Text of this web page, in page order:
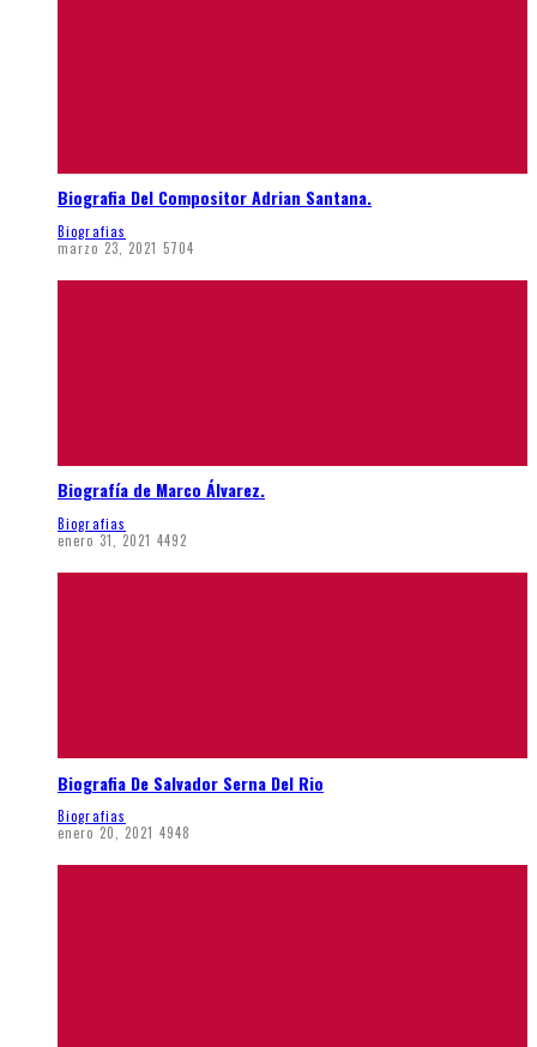
Biografia Del Compositor Adrian Santana.
Biografias
marzo 23, 2021 5704
Biografía de Marco Álvarez.
Biografias
enero 31, 2021 4492
Biografia De Salvador Serna Del Rio
Biografias
enero 20, 2021 4948